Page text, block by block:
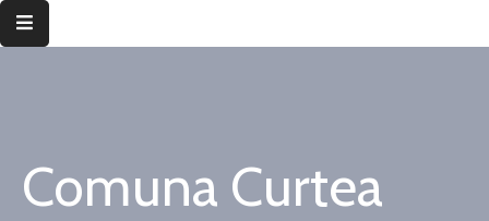
Informații
de
Comuna Curtea